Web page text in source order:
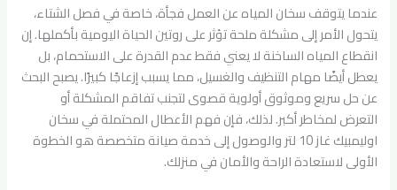
عندما يتوقف سخان المياه عن العمل فجأة، خاصة في فصل الشتاء،
يتحول الأمر إلى مشكلة ملحة تؤثر على روتين الحياة اليومية بأكملها. إن
انقطاع المياه الساخنة لا يعني فقط عدم القدرة على الاستحمام، بل
يعطل أيضًا مهام التنظيف والغسيل، مما يسبب إزعاجًا كبيرًا. يصبح البحث
عن حل سريع وموثوق أولوية قصوى لتجنب تفاقم المشكلة أو
التعرض لمخاطر أكبر. لذلك، فإن فهم الأعطال المحتملة في سخان
اوليمبيك غاز 10 لتر والوصول إلى خدمة صيانة متخصصة هو الخطوة
الأولى لاستعادة الراحة والأمان في منزلك.